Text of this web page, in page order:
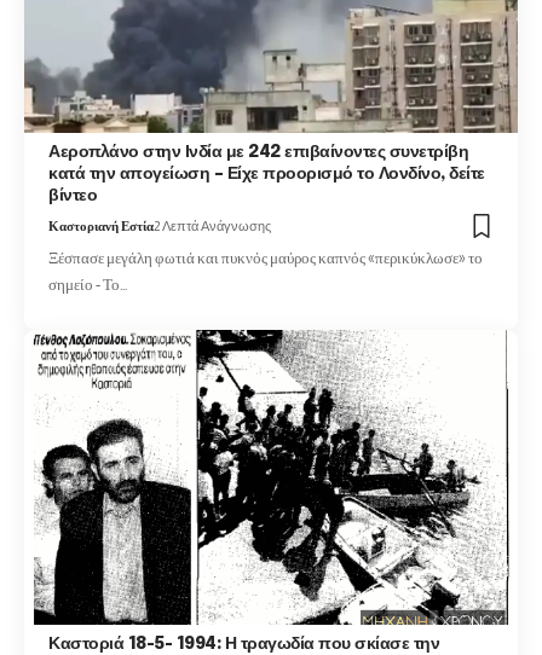
Αεροπλάνο στην Ινδία με 242 επιβαίνοντες συνετρίβη
κατά την απογείωση – Είχε προορισμό το Λονδίνο, δείτε
βίντεο
Καστοριανή Εστία2 Λεπτά Ανάγνωσης
Ξέσπασε μεγάλη φωτιά και πυκνός μαύρος καπνός «περικύκλωσε» το
σημείο - Το…
Καστοριά 18-5- 1994: Η τραγωδία που σκίασε την